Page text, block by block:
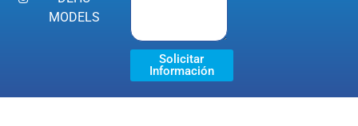
MODELS
Solicitar
Información